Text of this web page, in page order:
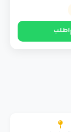
اطلب